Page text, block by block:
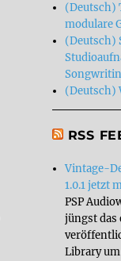
(Deutsch)
modulare
(Deutsch)
(Deutsch)
RSS
Vintage-
1.0.1 jetzt
PSP
jüngst das
Library um